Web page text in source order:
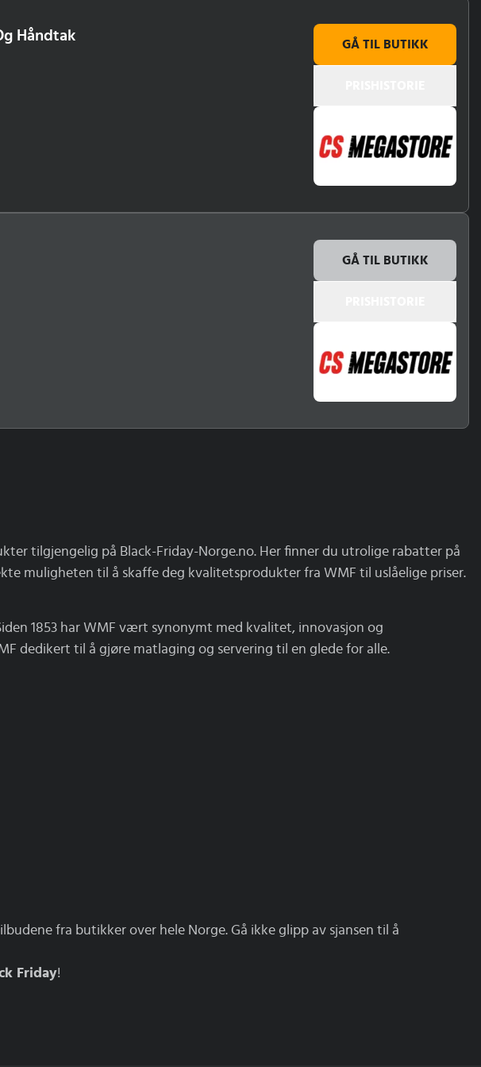
Håndtak
GÅ TIL BUTIKK
GÅ TIL BUTIKK
tilgjengelig på Black-Friday-Norge.no. Her finner du utrolige rabatter på
muligheten til å skaffe deg kvalitetsprodukter fra WMF til uslåelige priser.
1853 har WMF vært synonymt med kvalitet, innovasjon og
dedikert til å gjøre matlaging og servering til en glede for alle.
fra butikker over hele Norge. Gå ikke glipp av sjansen til å
Friday!